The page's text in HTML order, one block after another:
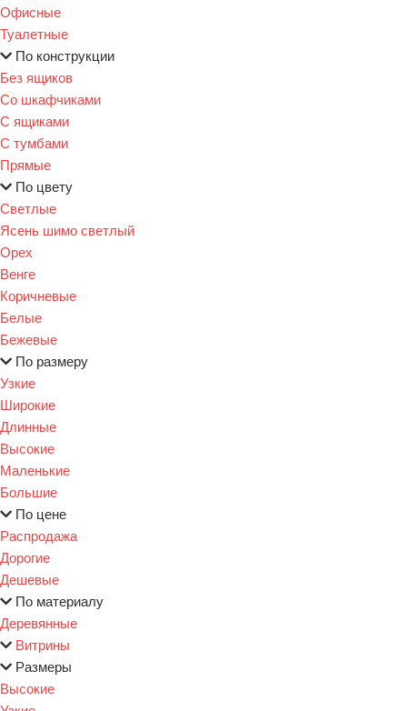
Офисные
Туалетные
По конструкции
Без ящиков
Со шкафчиками
С ящиками
С тумбами
Прямые
По цвету
Светлые
Ясень шимо светлый
Орех
Венге
Коричневые
Белые
Бежевые
По размеру
Узкие
Широкие
Длинные
Высокие
Маленькие
Большие
По цене
Распродажа
Дорогие
Дешевые
По материалу
Деревянные
Витрины
Размеры
Высокие